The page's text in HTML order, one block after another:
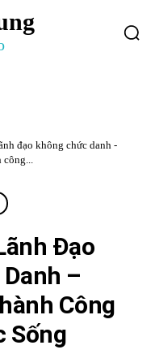
đạo không chức danh -
công...
Đạo
–
Công
Sống